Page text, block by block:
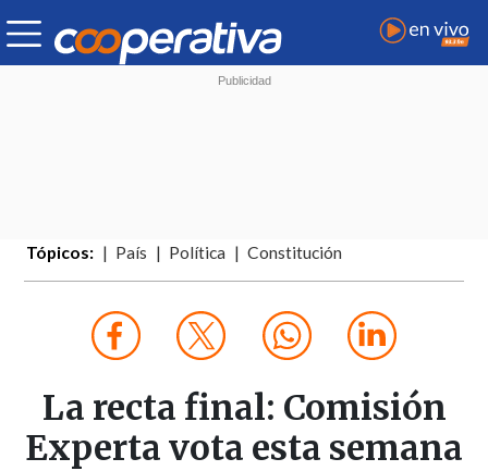
Tópicos: País Política Constitución
La recta final: Comisión
Experta vota esta semana